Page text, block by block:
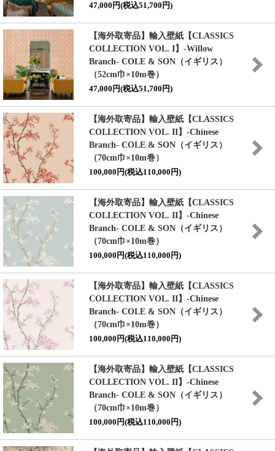
47,000円(税込51,700円)
【海外取寄品】輸入壁紙【CLASSICS
COLLECTION VOL. I】 -Willow
Branch- COLE & SON（イギリス）
（52cm巾×10m巻）
47,000円(税込51,700円)
【海外取寄品】輸入壁紙【CLASSICS
COLLECTION VOL. II】 -Chinese
Branch- COLE & SON（イギリス）
（70cm巾×10m巻）
100,000円(税込110,000円)
【海外取寄品】輸入壁紙【CLASSICS
COLLECTION VOL. II】 -Chinese
Branch- COLE & SON（イギリス）
（70cm巾×10m巻）
100,000円(税込110,000円)
【海外取寄品】輸入壁紙【CLASSICS
COLLECTION VOL. II】 -Chinese
Branch- COLE & SON（イギリス）
（70cm巾×10m巻）
100,000円(税込110,000円)
【海外取寄品】輸入壁紙【CLASSICS
COLLECTION VOL. II】 -Chinese
Branch- COLE & SON（イギリス）
（70cm巾×10m巻）
100,000円(税込110,000円)